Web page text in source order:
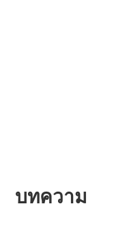
บทความ